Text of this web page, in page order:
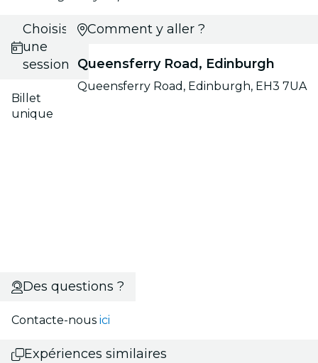
Choisis
une
session
Billet
unique
Comment y aller ?
Queensferry Road, Edinburgh
Queensferry Road, Edinburgh, EH3 7UA
Des questions ?
Contacte-nous ici
Expériences similaires